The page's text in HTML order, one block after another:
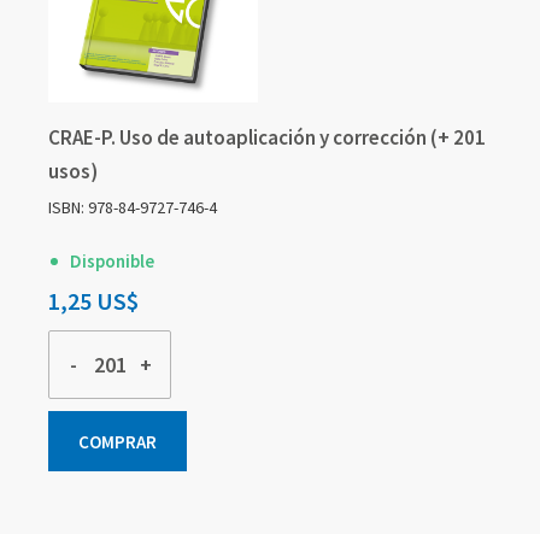
CRAE-P. Uso de autoaplicación y corrección (+ 201
usos)
ISBN: 978-84-9727-746-4
Disponible
1,25 US$
- +
COMPRAR